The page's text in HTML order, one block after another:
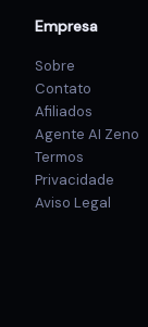
Empresa
Sobre
Contato
Afiliados
Agente AI Zeno
Termos
Privacidade
Aviso Legal